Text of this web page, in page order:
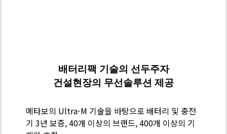
배터리팩 기술의 선두주자
건설현장의 무선솔루션 제공
메타보의 Ultra-M 기술을 바탕으로 배터리 및 충전
기 3년 보증, 40개 이상의 브랜드, 400개 이상의 기